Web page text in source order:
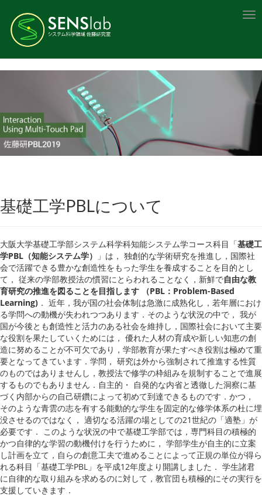
基礎工学PBLについて
大阪大学基礎工学部システム科学科知能システム学コース科目「基礎工
学PBL（知能システム学）
」は， 独創的な学術研究を推進し，国際社
会で活躍できる豊かな創造性をもった学生を養成することを目的とし
て， 従来の学部教授法の慣習にとらわれることなく，新鮮で自由な教
育研究の推進を図ることを目指します （PBL：Problem-Based
Learning) ． 近年，我が国の社会体制は急激に成熟化し，若年層におけ
る学問への動機が失われつつあります．そのような状況の中で， 我が
国が今後とも創造性と活力のある社会を維持し，国際社会において主要
な役割を果たしていくためには， 優れた人材の育成や新しい知恵の創
造に努めることが不可欠であり，学部教育が果たすべき役割は極めて重
要となってきています．学問， 研究は外から強制されて推進する性質
のものではありませんし，教授法で修学の枠組みを規制することで進展
するものでもありません．自主的・ 自発的な内省と透徹した洞察に基
づく内部からの自己研鑽によって初めて到達できるものです．かつ，
そのような青雲の志を有する能動的な学生を固定的な修学体系の杜に埋
没させるのではなく， 適切なる活躍の場としての21世紀の「適塾」が
必要です． このような状況の中で基礎工学部では，専門科目の積極的
かつ自律的な学習の動機付けを行うために， 学部学生が自主的に立案
し計画を立て，自らの創意工夫で進めることによって正規の単位が得ら
れる科目「基礎工学PBL」を平成12年度より開講しました． 学生諸君
に自律的な取り組みを求めるのに対して，教官団も積極的にその実行を
支援していきます．